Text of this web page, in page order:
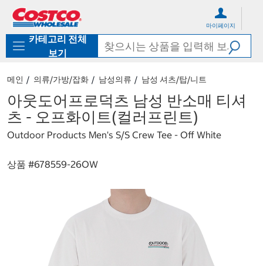
로
기
가
마이페이지
카테고리 전체
보기
메인 의류/가방/잡화 남성의류 남성 셔츠/탑/니트
아웃도어프로덕츠 남성 반소매 티셔
츠 - 오프화이트(컬러프린트)
Outdoor Products Men's S/S Crew Tee - Off White
상품 #678559-26OW